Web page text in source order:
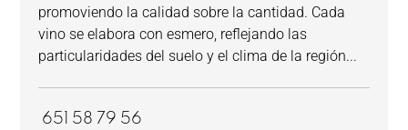
promoviendo la calidad sobre la cantidad. Cada
vino se elabora con esmero, reflejando las
particularidades del suelo y el clima de la región...
651 58 79 56